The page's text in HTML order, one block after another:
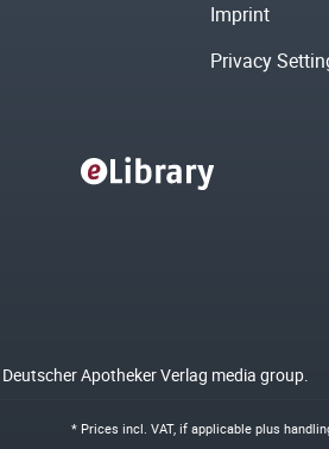
Imprint
Privacy
Apotheker Verlag media group.
* Prices incl. VAT, if applicable plus